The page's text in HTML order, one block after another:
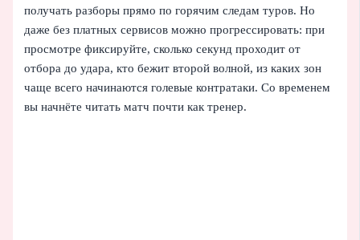
получать разборы прямо по горячим следам туров. Но
даже без платных сервисов можно прогрессировать: при
просмотре фиксируйте, сколько секунд проходит от
отбора до удара, кто бежит второй волной, из каких зон
чаще всего начинаются голевые контратаки. Со временем
вы начнёте читать матч почти как тренер.